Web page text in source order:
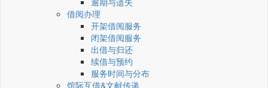
借阅办理
开架借阅服务
闭架借阅服务
出借与归还
续借与预约
服务时间与分布
馆际互借&文献传递